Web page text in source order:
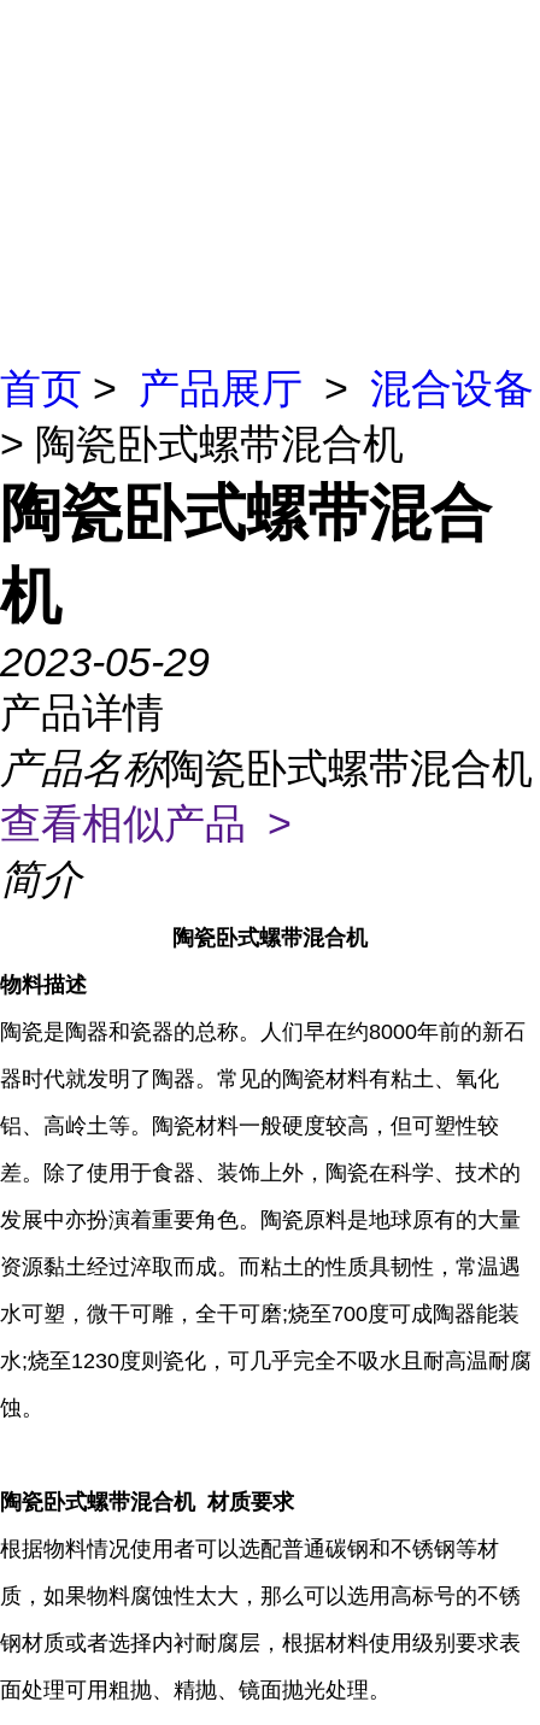
首页 > 产品展厅 > 混合设备
> 陶瓷卧式螺带混合机
陶瓷卧式螺带混合
机
2023-05-29
产品详情
产品名称陶瓷卧式螺带混合机
查看相似产品 >
简介
陶瓷卧式螺带混合机
物料描述
陶瓷是陶器和瓷器的总称。人们早在约8000年前的新石
器时代就发明了陶器。常见的陶瓷材料有粘土、氧化
铝、高岭土等。陶瓷材料一般硬度较高，但可塑性较
差。除了使用于食器、装饰上外，陶瓷在科学、技术的
发展中亦扮演着重要角色。陶瓷原料是地球原有的大量
资源黏土经过淬取而成。而粘土的性质具韧性，常温遇
水可塑，微干可雕，全干可磨;烧至700度可成陶器能装
水;烧至1230度则瓷化，可几乎完全不吸水且耐高温耐腐
蚀。
陶瓷卧式螺带混合机 材质要求
根据物料情况使用者可以选配普通碳钢和不锈钢等材
质，如果物料腐蚀性太大，那么可以选用高标号的不锈
钢材质或者选择内衬耐腐层，根据材料使用级别要求表
面处理可用粗抛、精抛、镜面抛光处理。